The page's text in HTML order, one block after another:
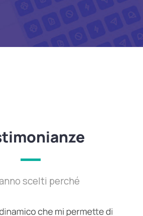
scelti perché